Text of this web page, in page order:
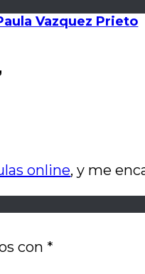
Vazquez Prieto
online, y me
con *